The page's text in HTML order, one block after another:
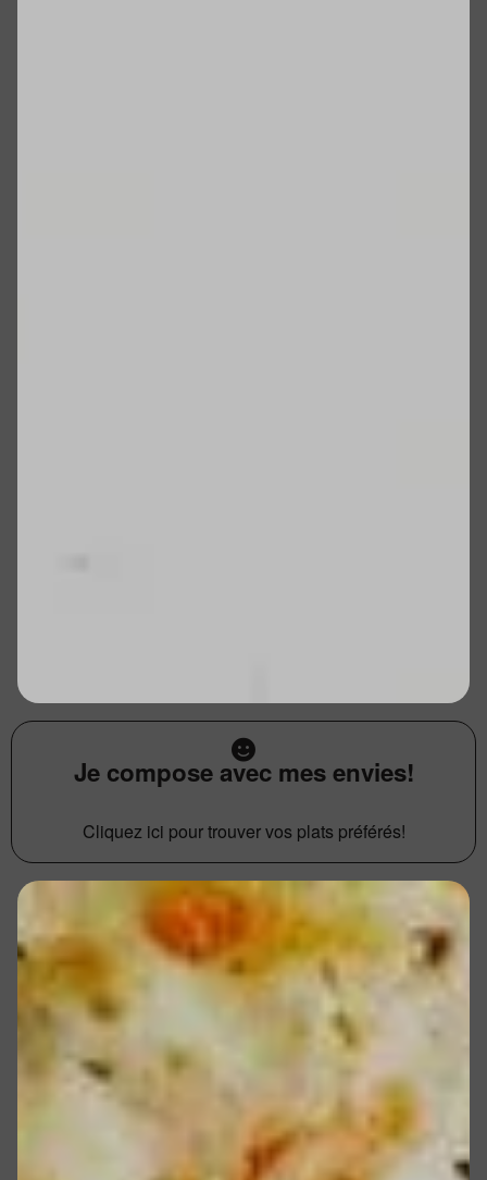
Je compose avec mes envies!
Cliquez ici pour trouver vos plats préférés!